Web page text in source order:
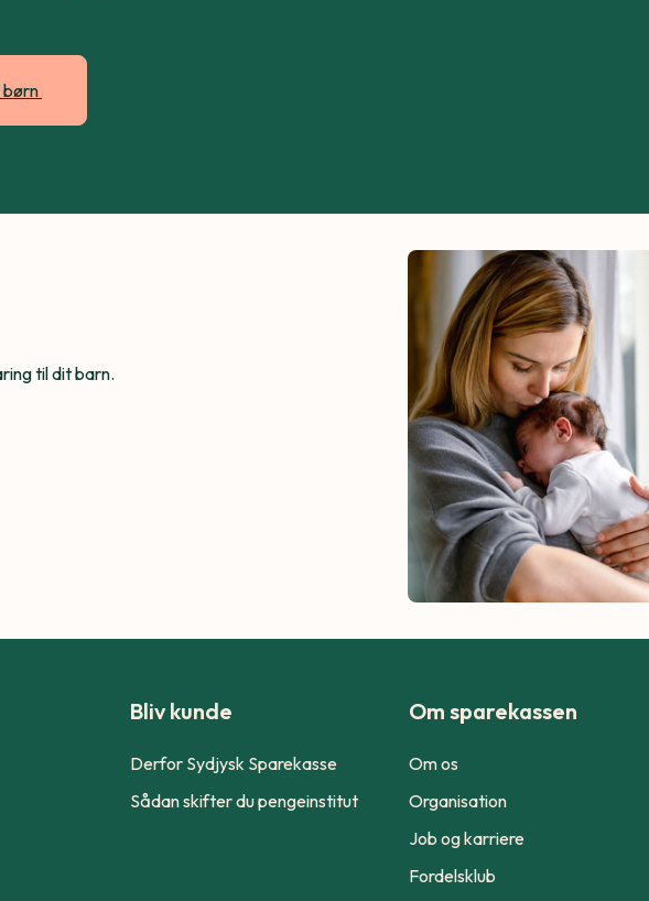
til dit barn.
Bliv kunde
Derfor Sydjysk Sparekasse
Sådan skifter du pengeinstitut
Om sparekassen
Om os
Organisation
Job og karriere
Fordelsklub